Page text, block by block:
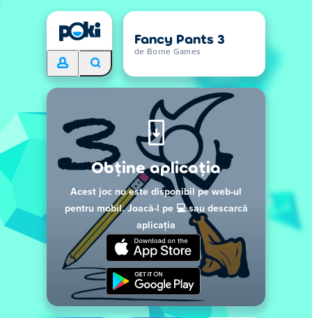
Fancy Pants 3
de Borne Games
Obține aplicația
Acest joc nu este disponibil pe web-ul
pentru mobil. Joacă-l pe 💻 sau descarcă
aplicația